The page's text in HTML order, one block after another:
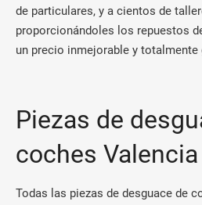
de particulares, y a cientos de
proporcionándoles los repuestos
un precio inmejorable y totalmente
Piezas de
coches Valencia
Todas las piezas de desguace de